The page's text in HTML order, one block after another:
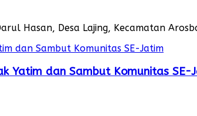
Hasan, Desa Lajing, Kecamatan
Yatim dan Sambut Komunitas SE-